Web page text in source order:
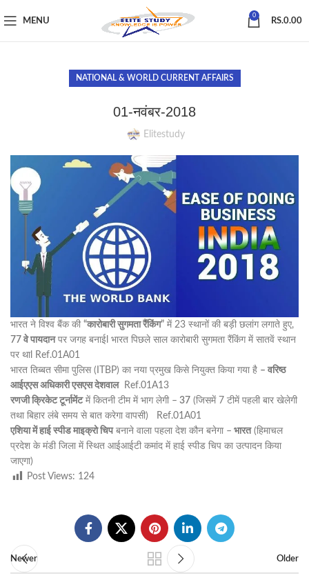
MENU
0
RS.0.00
NATIONAL & WORLD CURRENT AFFAIRS
01-नवंबर-2018
Elitestudy
भारत ने विश्व बैंक की “कारोबारी सुगमता रैंकिंग” में 23 स्थानों की बड़ी छलांग लगाते हुए,
77 वे पायदानपर जगह बनाईl भारत पिछले साल कारोबारी सुगमता रैंकिंग में सातवें स्थान
पर थाl Ref.01A01
भारत तिब्बत सीमा पुलिस (ITBP) का नया प्रमुख किसे नियुक्त किया गया है – वरिष्ठ
आईएएस अधिकारी एसएस देशवालRef.01A13
रणजी क्रिकेट टूर्नामेंटमें कितनी टीम में भाग लेगी – 37 (जिसमें 7 टीमें पहली बार खेलेगी
तथा बिहार लंबे समय से बात करेगा वापसी) Ref.01A01
एशिया में हाई स्पीड माइक्रो चिपबनाने वाला पहला देश कौन बनेगा – भारत(हिमाचल
प्रदेश के मंडी जिला में स्थित आईआईटी कमांद में हाई स्पीड चिप का उत्पादन किया
जाएगा)
Post Views: 124
Newer Older